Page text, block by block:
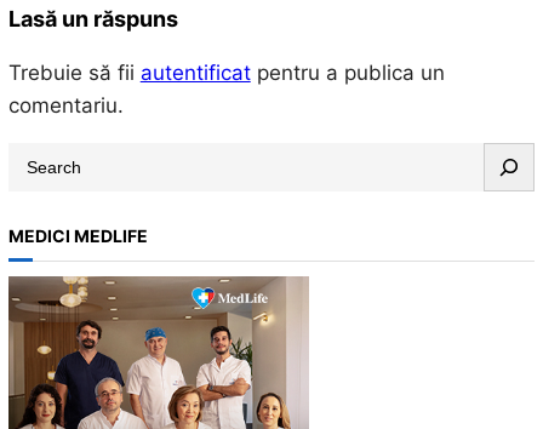
Lasă un răspuns
Trebuie să fii autentificatpentru a publica un
comentariu.
r
c
h
MEDICI MEDLIFE